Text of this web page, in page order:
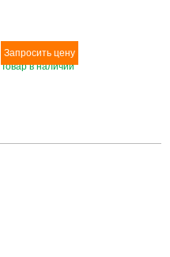
Товар в наличии